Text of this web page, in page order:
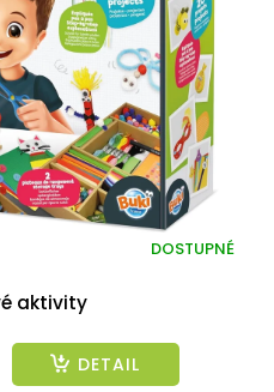
aktivity
DOSTUPNÉ
DETAIL